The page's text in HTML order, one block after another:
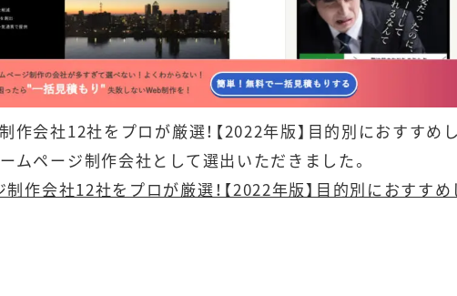
作会社12社をプロが厳選！【2022年版】目的別におすすめし
ムページ制作会社として選出いただきました。
作会社12社をプロが厳選！【2022年版】目的別におすすめ